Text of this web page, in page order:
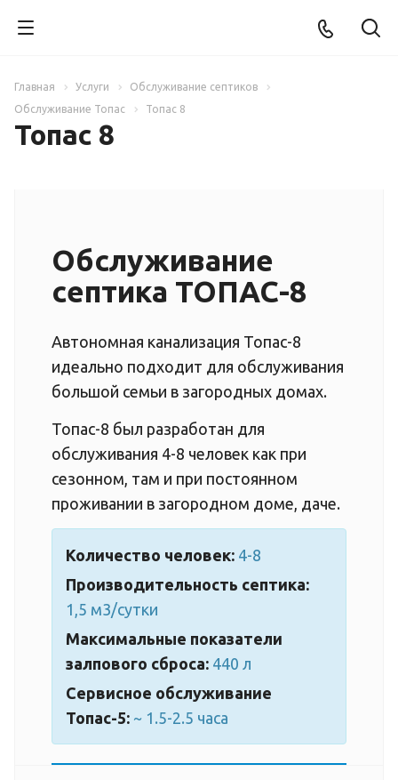
Главная Услуги
Обслуживание септиков
Обслуживание Топас
Топас 8
Топас 8
Обслуживание
септика ТОПАС-8
Автономная канализация Топас-8
идеально подходит для обслуживания
большой семьи в загородных домах.
Топас-8 был разработан для
обслуживания 4-8 человек как при
сезонном, там и при постоянном
проживании в загородном доме, даче.
Количество человек: 4-8
Производительность септика:
1,5 м3/сутки
Максимальные показатели
залпового сброса: 440 л
Сервисное обслуживание
Топас-5: ~ 1.5-2.5 часа